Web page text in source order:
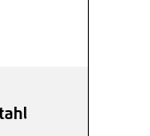
von 5 von 5